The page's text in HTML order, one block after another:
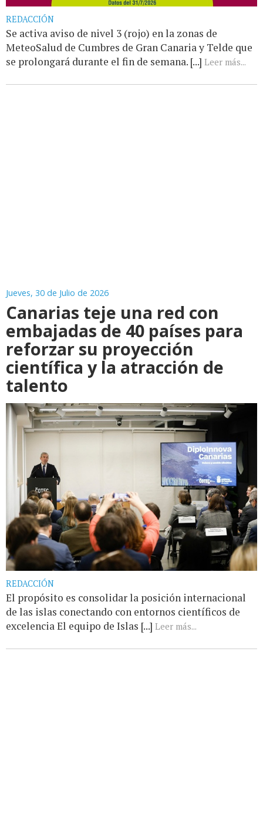
REDACCIÓN
Se activa aviso de nivel 3 (rojo) en la zonas de
MeteoSalud de Cumbres de Gran Canaria y Telde que
se prolongará durante el fin de semana. [...] Leer más...
Jueves, 30 de Julio de 2026
Canarias teje una red con
embajadas de 40 países para
reforzar su proyección
científica y la atracción de
talento
REDACCIÓN
El propósito es consolidar la posición internacional
de las islas conectando con entornos científicos de
excelencia El equipo de Islas [...] Leer más...